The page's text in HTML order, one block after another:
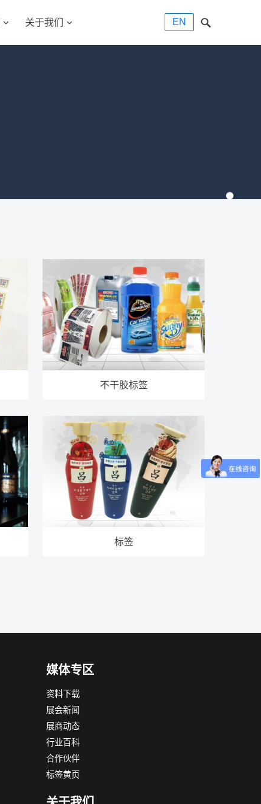
关于我们 EN
不干胶标签
标签
媒体专区
资料下载
展会新闻
展商动态
行业百科
合作伙伴
标签黄页